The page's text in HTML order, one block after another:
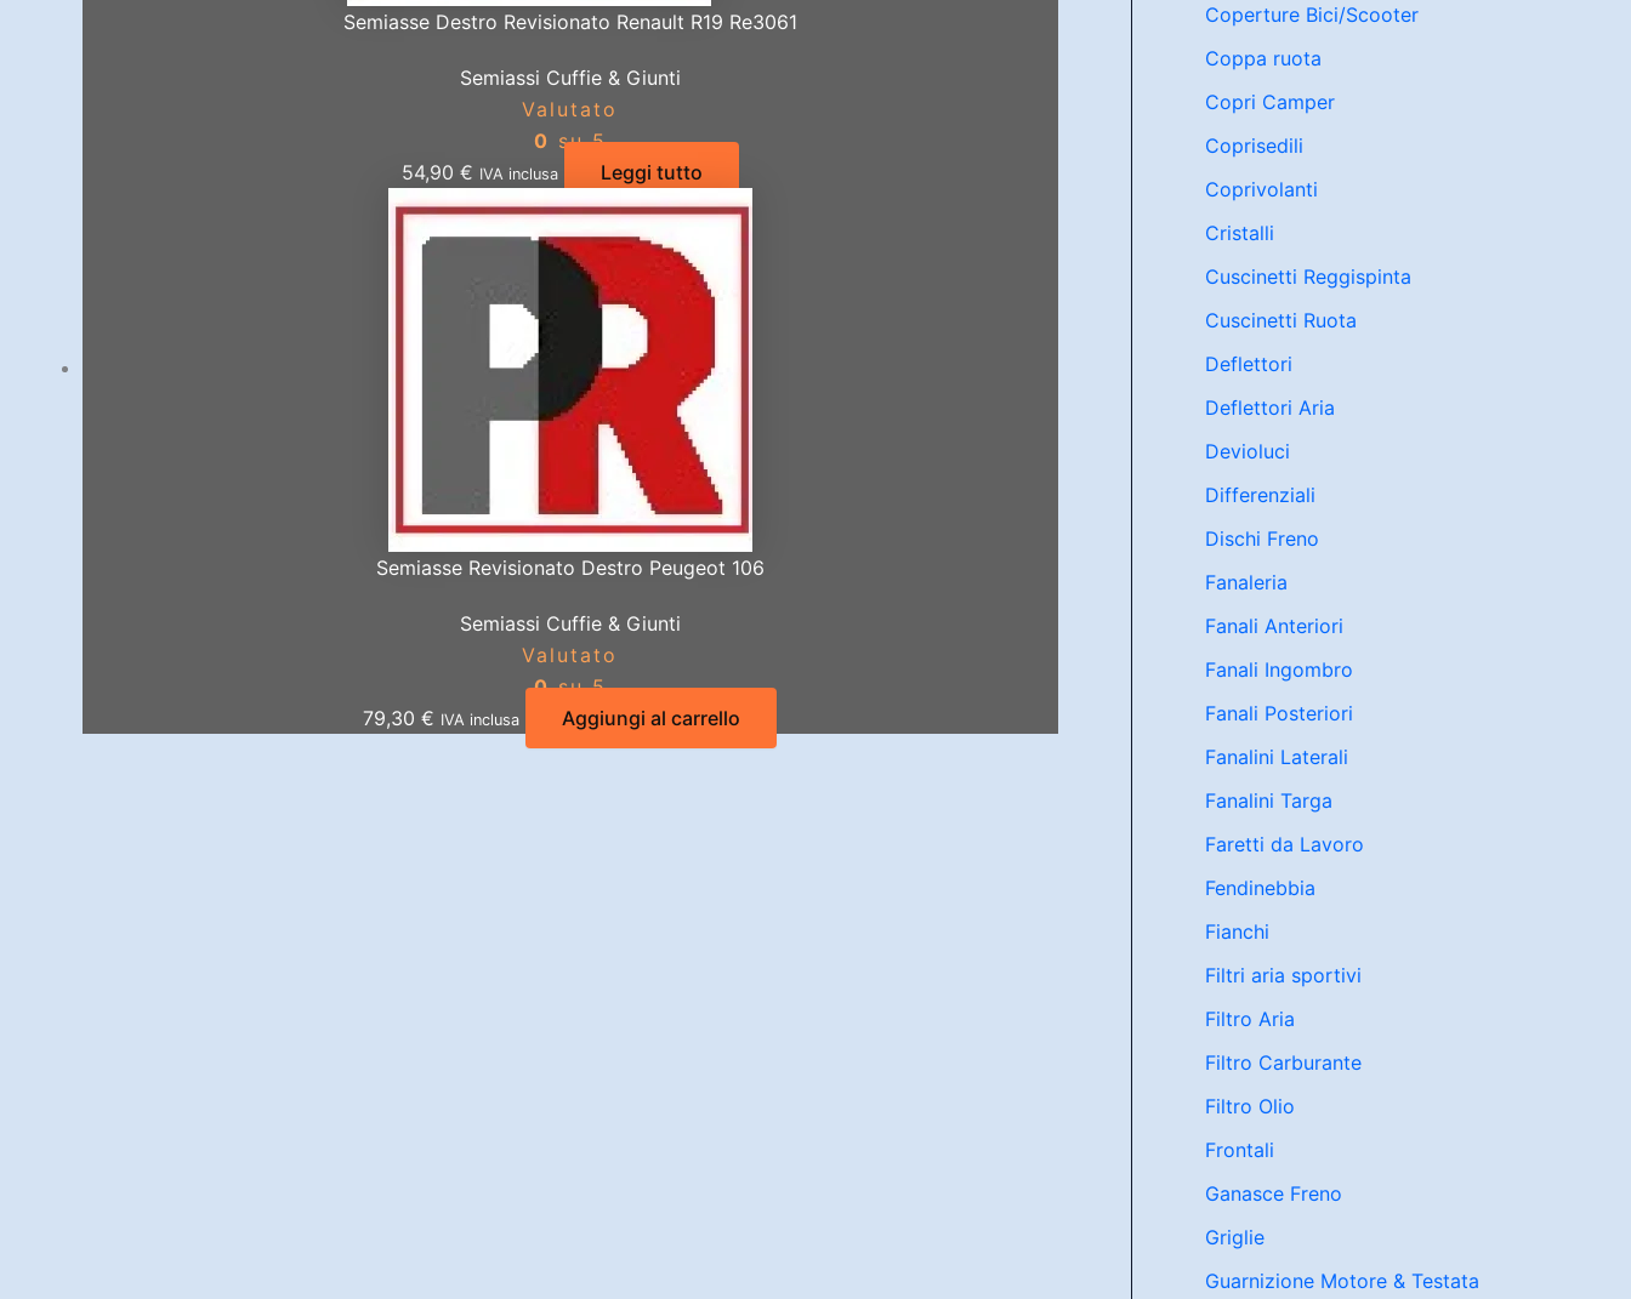
Semiasse Destro Revisionato Renault R19 Re3061
Semiassi Cuffie & Giunti
Valutato
0 su 5
54,90 € IVA inclusa Leggi tutto
Semiasse Revisionato Destro Peugeot 106
Semiassi Cuffie & Giunti
Valutato
0su 5
79,30€ IVA inclusa Aggiungi al carrello
Coperture Bici/Scooter
Coppa ruota
Copri Camper
Coprisedili
Coprivolanti
Cristalli
Cuscinetti Reggispinta
Cuscinetti Ruota
Deflettori
Deflettori Aria
Devioluci
Differenziali
Dischi Freno
Fanaleria
Fanali Anteriori
Fanali Ingombro
Fanali Posteriori
Fanalini Laterali
Fanalini Targa
Faretti da Lavoro
Fendinebbia
Fianchi
Filtri aria sportivi
Filtro Aria
Filtro Carburante
Filtro Olio
Frontali
Ganasce Freno
Griglie
Guarnizione Motore & Testata